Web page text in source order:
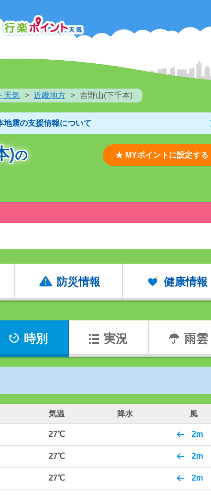
天気 近畿地方 吉野山(下千本)
地震の支援情報について
)の
★ MYポイントに設定する
防災情報 健康情報
時別 実況 雨雲
気温 降水 風
27℃ 2m
27℃ 2m
27℃ 2m